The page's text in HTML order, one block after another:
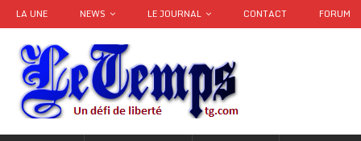
LA UNE NEWS LE JOURNAL CONTACT FORUM